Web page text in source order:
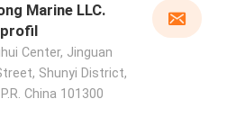
Marine LLC.
Center, Jinguan
Shunyi District,
China 101300